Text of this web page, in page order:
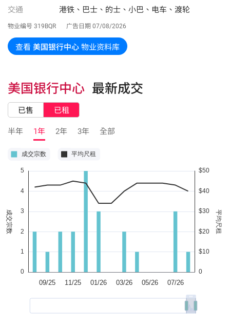
交通
港铁、巴士、的士、小巴、电车、渡轮
物业编号 319BQR 广告日期 07/08/2026
查看 美国银行中心 物业资料库
美国银行中心 最新成交
已售 已租
半年 1年 2年 3年 全部